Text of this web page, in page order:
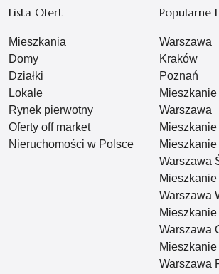
Lista Ofert
Mieszkania
Domy
Działki
Lokale
Rynek pierwotny
Oferty off market
Nieruchomości w Polsce
Popularne
Warszawa
Kraków
Poznań
Warszawa
Warszawa
Warszawa
Warszawa
Warszawa